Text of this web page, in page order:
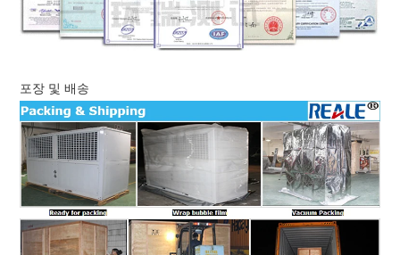
안전 장치
용접 와이어 스위치 없음, 압축기 과열 및 과전류 보호,
가열 기계 보호기, 저수위 보호, 오류 경고 시스템.
AC380±10% 50HZ 3상 4선+접지선
포장 및 배송